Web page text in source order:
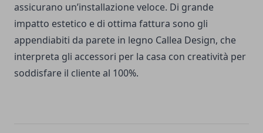
assicurano un’installazione veloce. Di grande
impatto estetico e di ottima fattura sono gli
appendiabiti da parete in legno Callea Design, che
interpreta gli accessori per la casa con creatività per
soddisfare il cliente al 100%.